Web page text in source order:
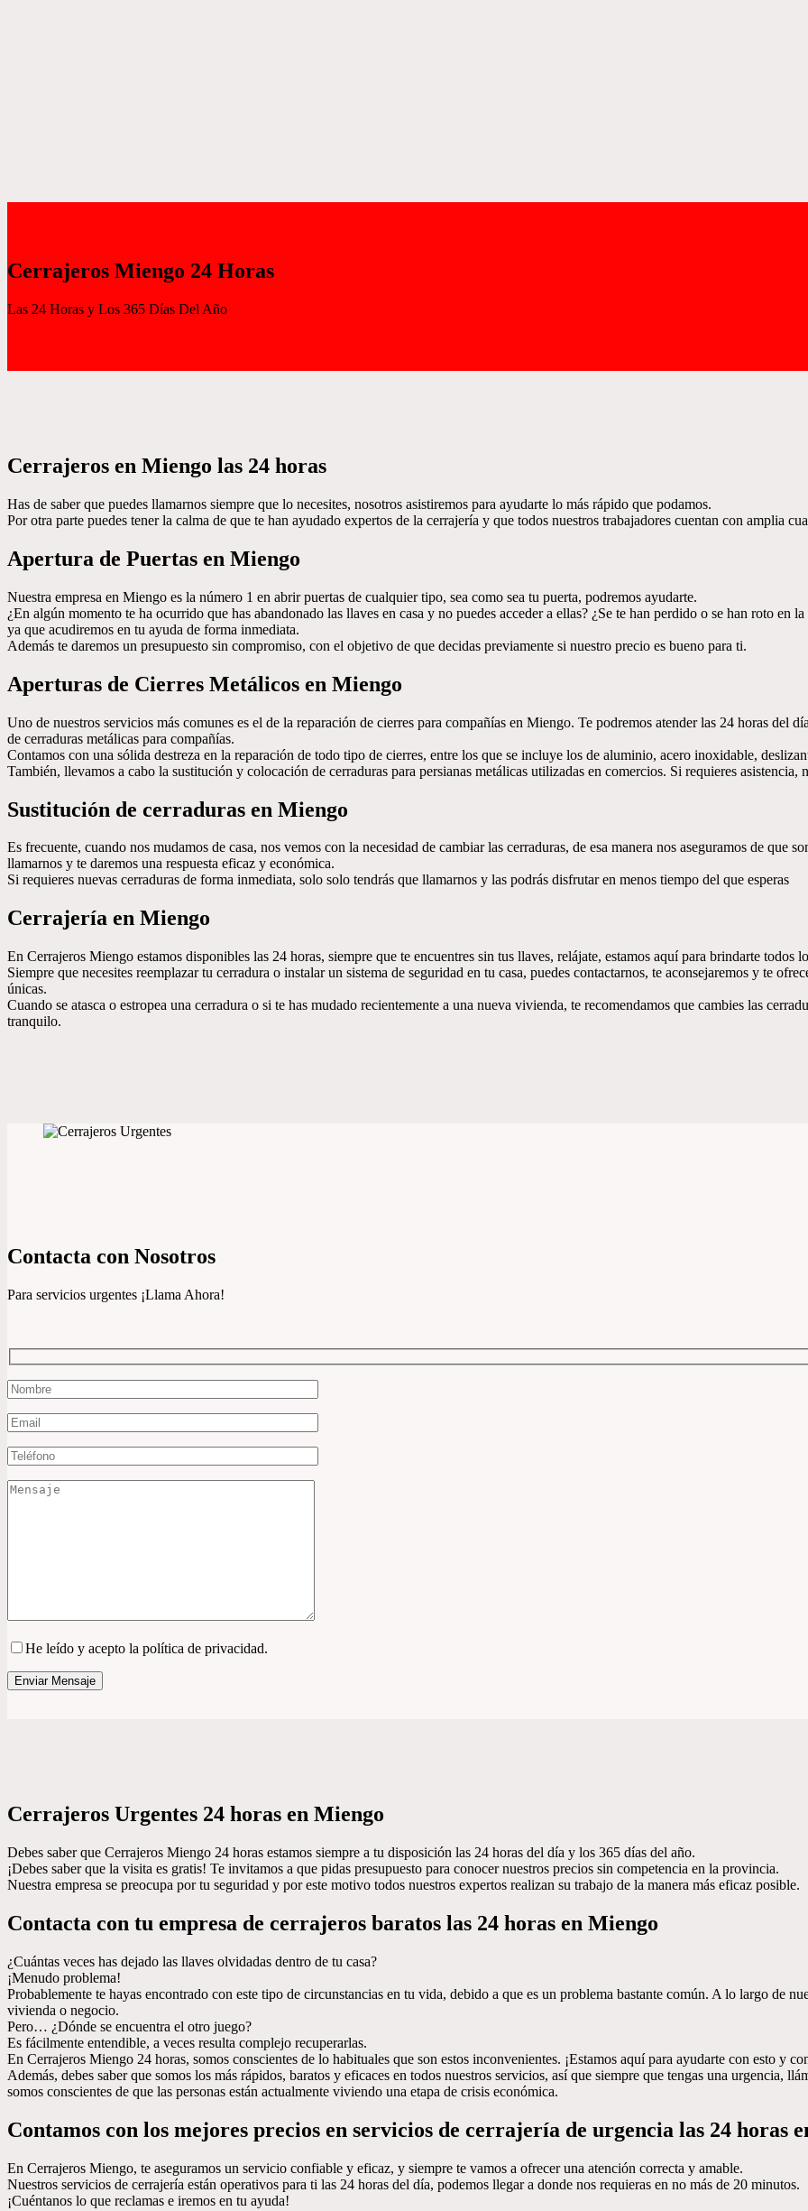
Cerrajeros Miengo 24 Horas
Las 24 Horas y Los 365 Días Del Año
Cerrajeros en Miengo las 24 horas
Has de saber que puedes llamarnos siempre que lo necesites, nosotros asistiremos para ayudarte lo más rápido que podamos.
Por otra parte puedes tener la calma de que te han ayudado expertos de la cerrajería y que todos nuestros trabajadores cuentan con amplia
Apertura de Puertas en Miengo
Nuestra empresa en Miengo es la número 1 en abrir puertas de cualquier tipo, sea como sea tu puerta, podremos ayudarte.
¿En algún momento te ha ocurrido que has abandonado las llaves en casa y no puedes acceder a ellas? ¿Se te han perdido o se han roto en
ya que acudiremos en tu ayuda de forma inmediata.
Además te daremos un presupuesto sin compromiso, con el objetivo de que decidas previamente si nuestro precio es bueno para ti.
Aperturas de Cierres Metálicos en Miengo
Uno de nuestros servicios más comunes es el de la reparación de cierres para compañías en Miengo. Te podremos atender las 24 horas del
de cerraduras metálicas para compañías.
Contamos con una sólida destreza en la reparación de todo tipo de cierres, entre los que se incluye los de aluminio, acero inoxidable,
También, llevamos a cabo la sustitución y colocación de cerraduras para persianas metálicas utilizadas en comercios. Si requieres
Sustitución de cerraduras en Miengo
Es frecuente, cuando nos mudamos de casa, nos vemos con la necesidad de cambiar las cerraduras, de esa manera nos aseguramos de que
llamarnos y te daremos una respuesta eficaz y económica.
Si requieres nuevas cerraduras de forma inmediata, solo solo tendrás que llamarnos y las podrás disfrutar en menos tiempo del que esperas
Cerrajería en Miengo
En Cerrajeros Miengo estamos disponibles las 24 horas, siempre que te encuentres sin tus llaves, relájate, estamos aquí para brindarte todos
Siempre que necesites reemplazar tu cerradura o instalar un sistema de seguridad en tu casa, puedes contactarnos, te aconsejaremos y te
únicas.
Cuando se atasca o estropea una cerradura o si te has mudado recientemente a una nueva vivienda, te recomendamos que cambies las
tranquilo.
Contacta con Nosotros
Para servicios urgentes ¡Llama Ahora!
He leído y acepto la política de privacidad.
Cerrajeros Urgentes 24 horas en Miengo
Debes saber que Cerrajeros Miengo 24 horas estamos siempre a tu disposición las 24 horas del día y los 365 días del año.
¡Debes saber que la visita es gratis! Te invitamos a que pidas presupuesto para conocer nuestros precios sin competencia en la provincia.
Nuestra empresa se preocupa por tu seguridad y por este motivo todos nuestros expertos realizan su trabajo de la manera más eficaz posible.
Contacta con tu empresa de cerrajeros baratos las 24 horas en Miengo
¿Cuántas veces has dejado las llaves olvidadas dentro de tu casa?
¡Menudo problema!
Probablemente te hayas encontrado con este tipo de circunstancias en tu vida, debido a que es un problema bastante común. A lo largo de
vivienda o negocio.
Pero… ¿Dónde se encuentra el otro juego?
Es fácilmente entendible, a veces resulta complejo recuperarlas.
En Cerrajeros Miengo 24 horas, somos conscientes de lo habituales que son estos inconvenientes. ¡Estamos aquí para ayudarte con esto y
Además, debes saber que somos los más rápidos, baratos y eficaces en todos nuestros servicios, así que siempre que tengas una urgencia,
somos conscientes de que las personas están actualmente viviendo una etapa de crisis económica.
Contamos con los mejores precios en servicios de cerrajería de urgencia las 24 horas
En Cerrajeros Miengo, te aseguramos un servicio confiable y eficaz, y siempre te vamos a ofrecer una atención correcta y amable.
Nuestros servicios de cerrajería están operativos para ti las 24 horas del día, podemos llegar a donde nos requieras en no más de 20 minutos.
¡Cuéntanos lo que reclamas e iremos en tu ayuda!